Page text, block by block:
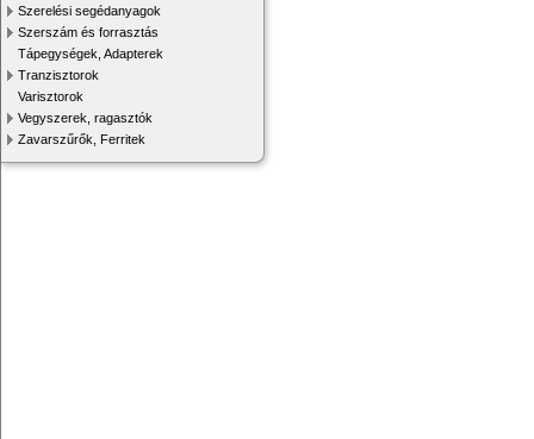
Szerelési segédanyagok
Szerszám és forrasztás
Tápegységek, Adapterek
Tranzisztorok
Varisztorok
Vegyszerek, ragasztók
Zavarszűrők, Ferritek